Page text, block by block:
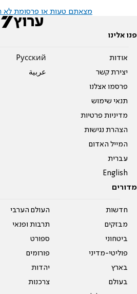
מצאתם טעות או פרסומת לא
פנו אלינו
אודות
יצירת קשר
פרסמו אצלנו
תנאי שימוש
מדיניות פרטיות
הצהרת נגישות
המייל האדום
עברית
English
Pусский
عربية
מדורים
חדשות
מבזקים
ביטחוני
פוליטי-מדיני
בארץ
בעולם
העולם הערבי
תרבות ופנאי
ספורט
פורומים
יהדות
צרכנות